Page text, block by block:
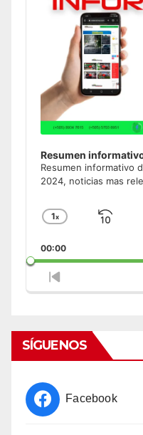
Resumen
Resumen informativo
2024, noticias mas
Change
Rate
1x
Skip
00:00
Previous
Episode
SÍGUENOS
Facebook